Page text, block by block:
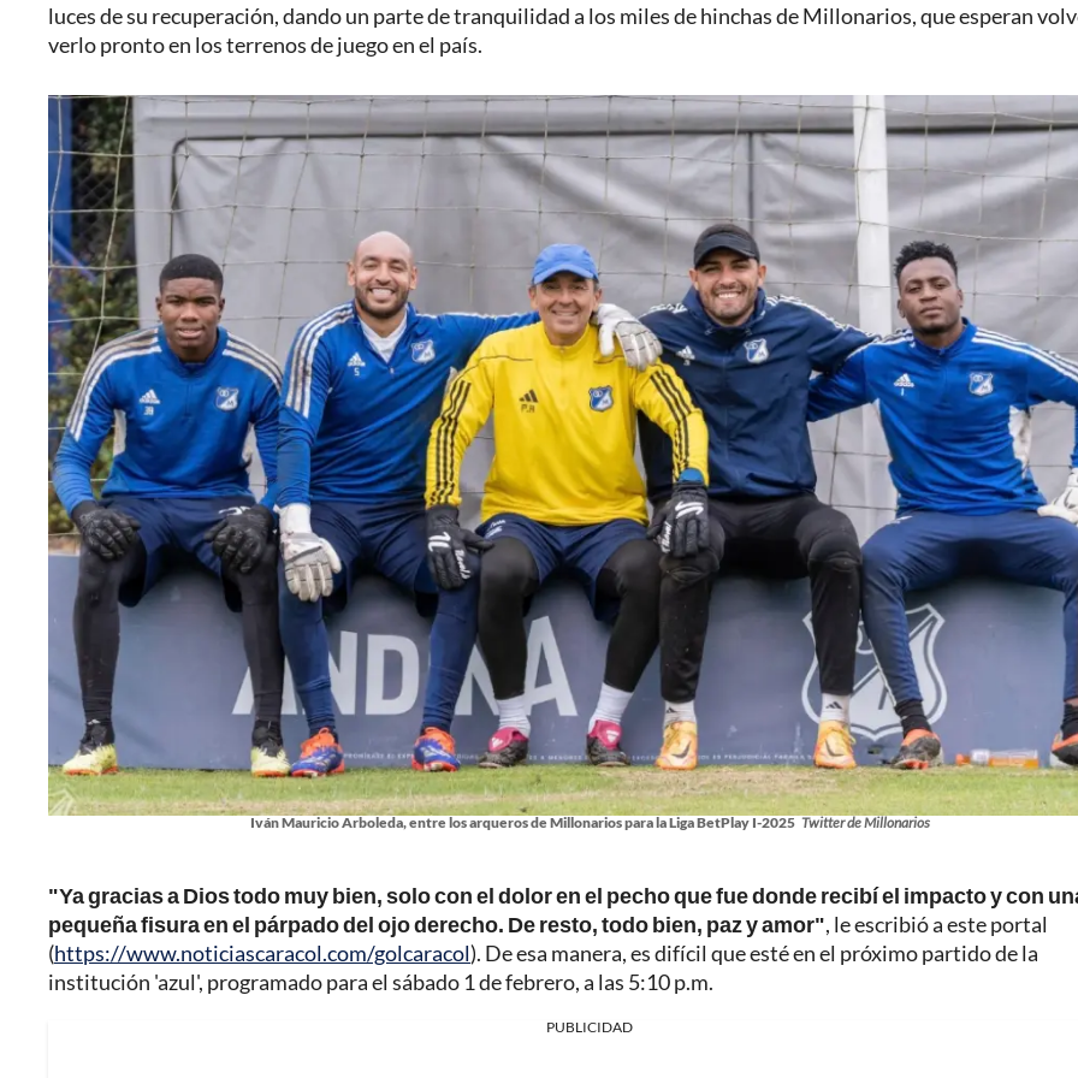
luces de su recuperación, dando un parte de tranquilidad a los miles de hinchas de Millonarios, que esperan
verlo pronto en los terrenos de juego en el país.
Iván Mauricio Arboleda, entre los arqueros de Millonarios para la Liga BetPlay I-2025 Twitter de Millonarios
"Ya gracias a Dios todo muy bien, solo con el dolor en el pecho que fue donde recibí el impacto y con
pequeña fisura en el párpado del ojo derecho. De resto, todo bien, paz y amor", le escribió a este portal
(https://www.noticiascaracol.com/golcaracol). De esa manera, es difícil que esté en el próximo partido de la
institución 'azul', programado para el sábado 1 de febrero, a las 5:10 p.m.
PUBLICIDAD